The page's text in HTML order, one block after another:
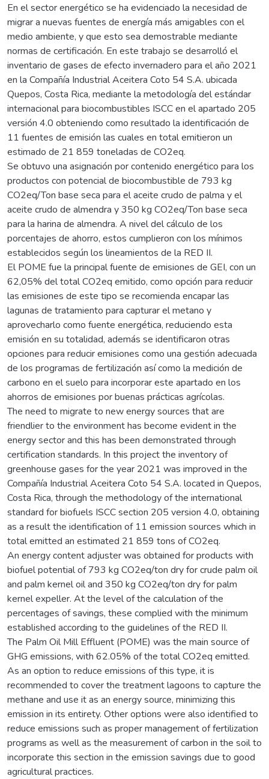
En el sector energético se ha evidenciado la necesidad de
migrar a nuevas fuentes de energía más amigables con el
medio ambiente, y que esto sea demostrable mediante
normas de certificación. En este trabajo se desarrolló el
inventario de gases de efecto invernadero para el año 2021
en la Compañía Industrial Aceitera Coto 54 S.A. ubicada
Quepos, Costa Rica, mediante la metodología del estándar
internacional para biocombustibles ISCC en el apartado 205
versión 4.0 obteniendo como resultado la identificación de
11 fuentes de emisión las cuales en total emitieron un
estimado de 21 859 toneladas de CO2eq.
Se obtuvo una asignación por contenido energético para los
productos con potencial de biocombustible de 793 kg
CO2eq/Ton base seca para el aceite crudo de palma y el
aceite crudo de almendra y 350 kg CO2eq/Ton base seca
para la harina de almendra. A nivel del cálculo de los
porcentajes de ahorro, estos cumplieron con los mínimos
establecidos según los lineamientos de la RED II.
El POME fue la principal fuente de emisiones de GEI, con un
62,05% del total CO2eq emitido, como opción para reducir
las emisiones de este tipo se recomienda encapar las
lagunas de tratamiento para capturar el metano y
aprovecharlo como fuente energética, reduciendo esta
emisión en su totalidad, además se identificaron otras
opciones para reducir emisiones como una gestión adecuada
de los programas de fertilización así como la medición de
carbono en el suelo para incorporar este apartado en los
ahorros de emisiones por buenas prácticas agrícolas.
The need to migrate to new energy sources that are
friendlier to the environment has become evident in the
energy sector and this has been demonstrated through
certification standards. In this project the inventory of
greenhouse gases for the year 2021 was improved in the
Compañía Industrial Aceitera Coto 54 S.A. located in Quepos,
Costa Rica, through the methodology of the international
standard for biofuels ISCC section 205 version 4.0, obtaining
as a result the identification of 11 emission sources which in
total emitted an estimated 21 859 tons of CO2eq.
An energy content adjuster was obtained for products with
biofuel potential of 793 kg CO2eq/ton dry for crude palm oil
and palm kernel oil and 350 kg CO2eq/ton dry for palm
kernel expeller. At the level of the calculation of the
percentages of savings, these complied with the minimum
established according to the guidelines of the RED II.
The Palm Oil Mill Effluent (POME) was the main source of
GHG emissions, with 62.05% of the total CO2eq emitted.
As an option to reduce emissions of this type, it is
recommended to cover the treatment lagoons to capture the
methane and use it as an energy source, minimizing this
emission in its entirety. Other options were also identified to
reduce emissions such as proper management of fertilization
programs as well as the measurement of carbon in the soil to
incorporate this section in the emission savings due to good
agricultural practices.